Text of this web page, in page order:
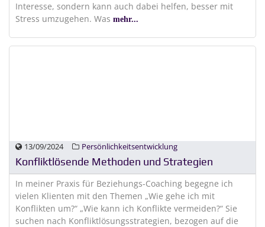
Interesse, sondern kann auch dabei helfen, besser mit
Stress umzugehen. Was mehr...
13/09/2024 Persönlichkeitsentwicklung
Konfliktlösende Methoden und Strategien
In meiner Praxis für Beziehungs-Coaching begegne ich
vielen Klienten mit den Themen „Wie gehe ich mit
Konflikten um?“ „Wie kann ich Konflikte vermeiden?“ Sie
suchen nach Konfliktlösungsstrategien, bezogen auf die